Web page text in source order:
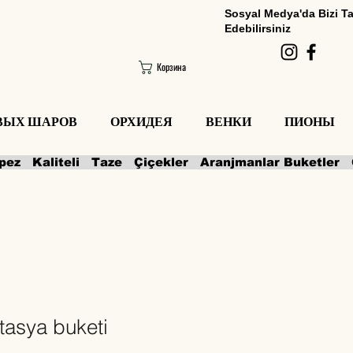
Корзина
Sosyal Medya'da Bizi
Edebilirsiniz
ШАРОВ ОРХИДЕЯ ВЕНКИ ПИОНЫ
buketi